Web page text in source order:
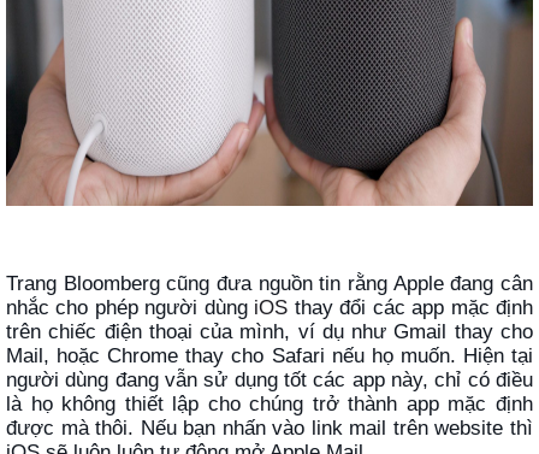
Trang Bloomberg cũng đưa nguồn tin rằng Apple đang cân
nhắc cho phép người dùng iOS thay đổi các app mặc định
trên chiếc điện thoại của mình, ví dụ như Gmail thay cho
Mail, hoặc Chrome thay cho Safari nếu họ muốn. Hiện tại
người dùng đang vẫn sử dụng tốt các app này, chỉ có điều
là họ không thiết lập cho chúng trở thành app mặc định
được mà thôi. Nếu bạn nhấn vào link mail trên website thì